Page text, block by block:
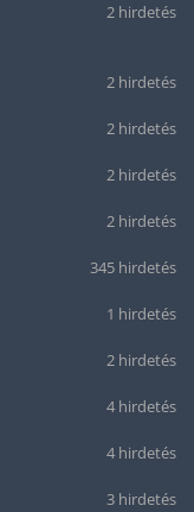
2 hirdetés
2 hirdetés
2 hirdetés
2 hirdetés
2 hirdetés
345 hirdetés
1 hirdetés
2 hirdetés
4 hirdetés
4 hirdetés
3 hirdetés